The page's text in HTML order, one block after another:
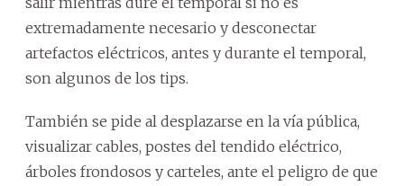
extremadamente necesario y desconectar
artefactos eléctricos, antes y durante el temporal,
son algunos de los tips.
También se pide al desplazarse en la vía pública,
visualizar cables, postes del tendido eléctrico,
árboles frondosos y carteles, ante el peligro de que